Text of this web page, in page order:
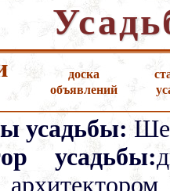
доска
объявлений
усадьбы:
усадьбы: